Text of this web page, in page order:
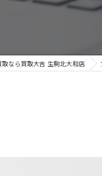
なら買取大吉 生駒北大和店